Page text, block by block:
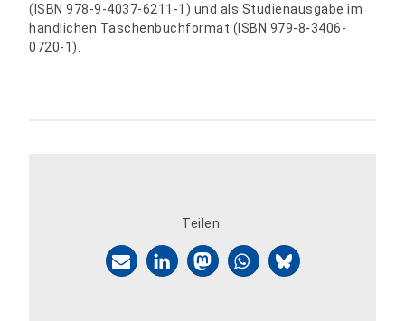
(ISBN 978-9-4037-6211-1) und als Studienausgabe im
handlichen Taschenbuchformat (ISBN 979-8-3406-
0720-1).
Teilen: